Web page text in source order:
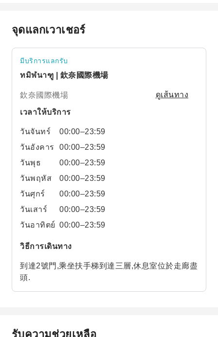
จุดแลกเวาเชอร์
มีบริการแลกรับ
ทมิฬนาฑู | 欽奈國際機場
欽奈國際機場 ดูเส้นทาง
เวลาให้บริการ
วันจันทร์
00:00–23:59
วันอังคาร
00:00–23:59
วันพุธ
00:00–23:59
วันพฤหัส
00:00–23:59
วันศุกร์
00:00–23:59
วันเสาร์
00:00–23:59
วันอาทิตย์ 00:00–23:59
วิธีการเดินทาง
到達2號門,乘坐扶手梯到達三層,休息室位於走廊盡
頭.
รับความช่วยเหลือ